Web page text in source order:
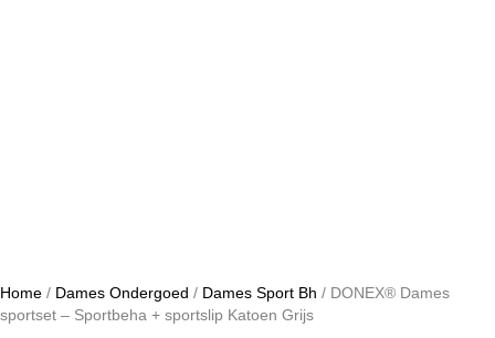
Home / Dames Ondergoed / Dames Sport Bh / DONEX® Dames
sportset – Sportbeha + sportslip Katoen Grijs